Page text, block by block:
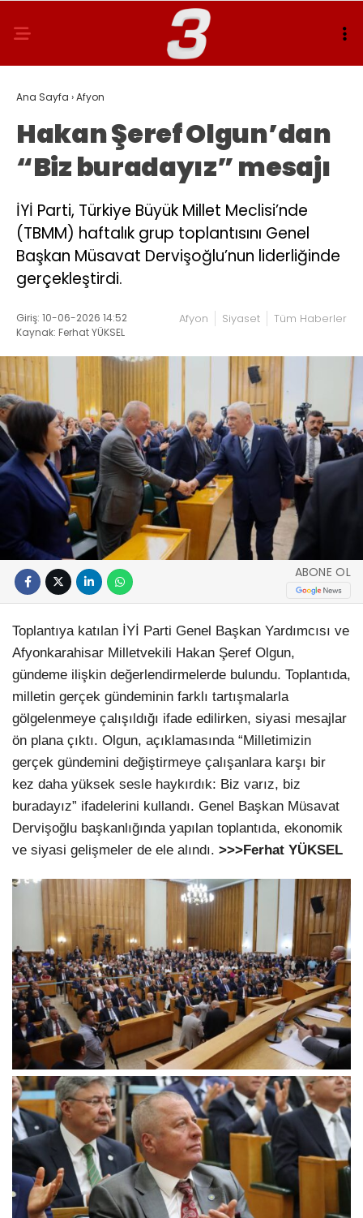
Ana Sayfa ›Afyon
Hakan Şeref Olgun’dan
“Biz buradayız” mesajı
İYİ Parti, Türkiye Büyük Millet Meclisi’nde
(TBMM) haftalık grup toplantısını Genel
Başkan Müsavat Dervişoğlu’nun liderliğinde
gerçekleştirdi.
Giriş: 10-06-2026 14:52
Kaynak: Ferhat YÜKSEL
Afyon Siyaset Tüm Haberler
ABONE OL
Toplantıya katılan İYİ Parti Genel Başkan Yardımcısı ve
Afyonkarahisar Milletvekili Hakan Şeref Olgun,
gündeme ilişkin değerlendirmelerde bulundu. Toplantıda,
milletin gerçek gündeminin farklı tartışmalarla
gölgelenmeye çalışıldığı ifade edilirken, siyasi mesajlar
ön plana çıktı. Olgun, açıklamasında “Milletimizin
gerçek gündemini değiştirmeye çalışanlara karşı bir
kez daha yüksek sesle haykırdık: Biz varız, biz
buradayız” ifadelerini kullandı. Genel Başkan Müsavat
Dervişoğlu başkanlığında yapılan toplantıda, ekonomik
ve siyasi gelişmeler de ele alındı. >>>Ferhat YÜKSEL